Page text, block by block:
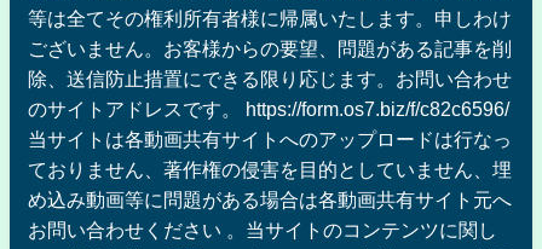
等は全てその権利所有者様に帰属いたします。申しわけ
ございません。お客様からの要望、問題がある記事を削
除、送信防止措置にできる限り応じます。お問い合わせ
のサイトアドレスです。 https://form.os7.biz/f/c82c6596/
当サイトは各動画共有サイトへのアップロードは行なっ
ておりません、著作権の侵害を目的としていません、埋
め込み動画等に問題がある場合は各動画共有サイト元へ
お問い合わせください 。当サイトのコンテンツに関し